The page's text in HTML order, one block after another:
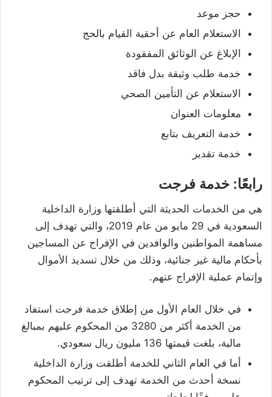
حجز موعد
الاستعلام العام عن أحقية القيام بالحج
الإبلاغ عن الوثائق المفقودة
خدمة طلب وثيقة بدل فاقد
الاستعلام عن التأمين الصحي
معلومات العنوان
خدمة التعريف بتابع
خدمة تقدير
رابعًا: خدمة فرجت
هي من الخدمات الحديثة التي أطلقتها وزارة الداخلية
السعودية في 29 مايو من عام 2019، والتي تهدف إلى
مساهمة المواطنين والوافدين في الإفراج عن المساجين
بأحكام مالية غير جنائية، وذلك من خلال تسديد الأموال
وإتمام عملية الإفراج عنهم.
في خلال العام الأول من إطلاق خدمة فرجت استفاد
من الخدمة أكثر من 3280 من المحكوم عليهم بمبالغ
مالية، بلغت قيمتها 136 مليون ريال سعودي.
أما في العام الثاني للخدمة أطلقت وزارة الداخلية
نسخة أحدث من الخدمة تهدف إلى ترتيب المحكوم